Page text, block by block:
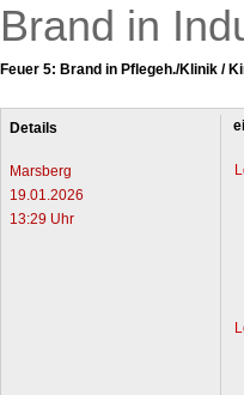
Brand in
Feuer 5: Brand in Pflegeh./Klinik /
Details
Marsberg
19.01.2026
13:29 Uhr